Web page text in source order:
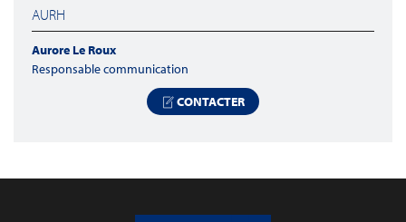
AURH
Aurore Le Roux
Responsable communication
CONTACTER